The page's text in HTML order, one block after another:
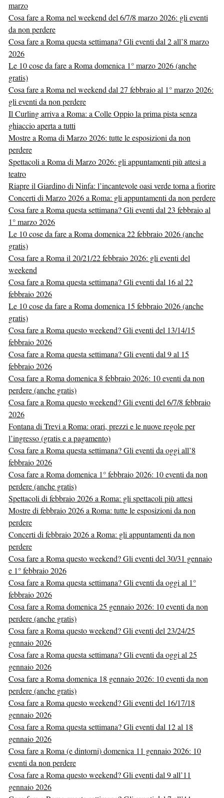
marzo
Cosa fare a Roma nel weekend del 6/7/8 marzo 2026: gli eventi
da non perdere
Cosa fare a Roma questa settimana? Gli eventi dal 2 all’8 marzo
2026
Le 10 cose da fare a Roma domenica 1° marzo 2026 (anche
gratis)
Cosa fare a Roma nel weekend dal 27 febbraio al 1° marzo 2026:
gli eventi da non perdere
Il Curling arriva a Roma: a Colle Oppio la prima pista senza
ghiaccio aperta a tutti
Mostre a Roma di Marzo 2026: tutte le esposizioni da non
perdere
Spettacoli a Roma di Marzo 2026: gli appuntamenti più attesi a
teatro
Riapre il Giardino di Ninfa: l’incantevole oasi verde torna a fiorire
Concerti di Marzo 2026 a Roma: gli appuntamenti da non perdere
Cosa fare a Roma questa settimana? Gli eventi dal 23 febbraio al
1° marzo 2026
Le 10 cose da fare a Roma domenica 22 febbraio 2026 (anche
gratis)
Cosa fare a Roma il 20/21/22 febbraio 2026: gli eventi del
weekend
Cosa fare a Roma questa settimana? Gli eventi dal 16 al 22
febbraio 2026
Le 10 cose da fare a Roma domenica 15 febbraio 2026 (anche
gratis)
Cosa fare a Roma questo weekend? Gli eventi del 13/14/15
febbraio 2026
Cosa fare a Roma questa settimana? Gli eventi dal 9 al 15
febbraio 2026
Cosa fare a Roma domenica 8 febbraio 2026: 10 eventi da non
perdere (anche gratis)
Cosa fare a Roma questo weekend? Gli eventi del 6/7/8 febbraio
2026
Fontana di Trevi a Roma: orari, prezzi e le nuove regole per
l’ingresso (gratis e a pagamento)
Cosa fare a Roma questa settimana? Gli eventi da oggi all’8
febbraio 2026
Cosa fare a Roma domenica 1° febbraio 2026: 10 eventi da non
perdere (anche gratis)
Spettacoli di febbraio 2026 a Roma: gli spettacoli più attesi
Mostre di febbraio 2026 a Roma: tutte le esposizioni da non
perdere
Concerti di febbraio 2026 a Roma: gli appuntamenti da non
perdere
Cosa fare a Roma questo weekend? Gli eventi del 30/31 gennaio
e 1° febbraio 2026
Cosa fare a Roma questa settimana? Gli eventi da oggi al 1°
febbraio 2026
Cosa fare a Roma domenica 25 gennaio 2026: 10 eventi da non
perdere (anche gratis)
Cosa fare a Roma questo weekend? Gli eventi del 23/24/25
gennaio 2026
Cosa fare a Roma questa settimana? Gli eventi da oggi al 25
gennaio 2026
Cosa fare a Roma domenica 18 gennaio 2026: 10 eventi da non
perdere (anche gratis)
Cosa fare a Roma questo weekend? Gli eventi del 16/17/18
gennaio 2026
Cosa fare a Roma questa settimana? Gli eventi dal 12 al 18
gennaio 2026
Cosa fare a Roma (e dintorni) domenica 11 gennaio 2026: 10
eventi da non perdere
Cosa fare a Roma questo weekend? Gli eventi dal 9 all’11
gennaio 2026